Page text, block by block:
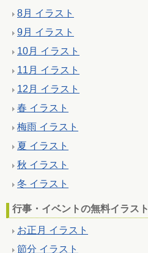
8月 イラスト
9月 イラスト
10月 イラスト
11月 イラスト
12月 イラスト
春 イラスト
梅雨 イラスト
夏 イラスト
秋 イラスト
冬 イラスト
行事・イベントの無料イラスト
お正月 イラスト
節分 イラスト